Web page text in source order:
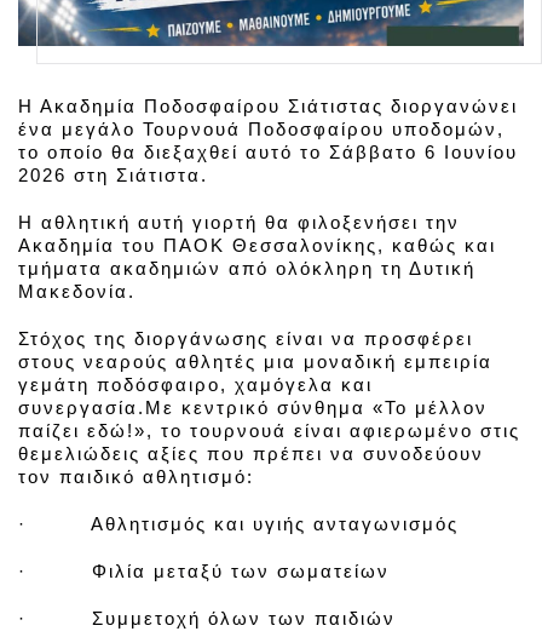
Η Ακαδημία Ποδοσφαίρου Σιάτιστας διοργανώνει
ένα μεγάλο Τουρνουά Ποδοσφαίρου υποδομών,
το οποίο θα διεξαχθεί αυτό το Σάββατο 6 Ιουνίου
2026 στη Σιάτιστα.
Η αθλητική αυτή γιορτή θα φιλοξενήσει την
Ακαδημία του ΠΑΟΚ Θεσσαλονίκης, καθώς και
τμήματα ακαδημιών από ολόκληρη τη Δυτική
Μακεδονία.
Στόχος της διοργάνωσης είναι να προσφέρει
στους νεαρούς αθλητές μια μοναδική εμπειρία
γεμάτη ποδόσφαιρο, χαμόγελα και
συνεργασία.Με κεντρικό σύνθημα «Το μέλλον
παίζει εδώ!», το τουρνουά είναι αφιερωμένο στις
θεμελιώδεις αξίες που πρέπει να συνοδεύουν
τον παιδικό αθλητισμό:
· Αθλητισμός και υγιής ανταγωνισμός
· Φιλία μεταξύ των σωματείων
· Συμμετοχή όλων των παιδιών